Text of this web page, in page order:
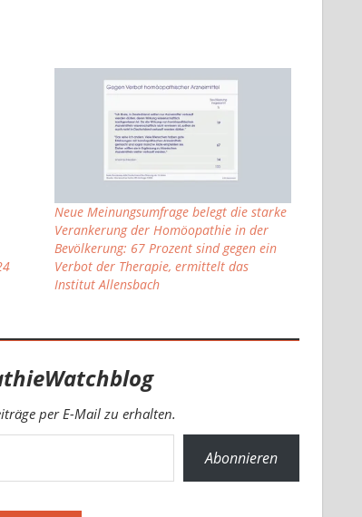
Neue Meinungsumfrage belegt die starke
Verankerung der Homöopathie in der
Bevölkerung: 67 Prozent sind gegen ein
Verbot der Therapie, ermittelt das
Institut Allensbach
per E-Mail zu erhalten.
Abonnieren